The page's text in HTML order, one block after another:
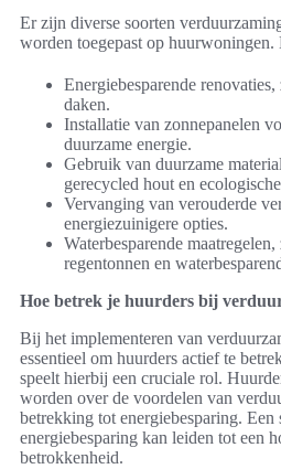
Er zijn diverse soorten
worden toegepast op
Energiebesparende
daken.
Installatie van zonnepanelen
duurzame energie.
Gebruik van duurzame
gerecycled hout en
Vervanging van verouderde
energiezuinigere opties.
Waterbesparende
regentonnen en
Hoe betrek je huurders bij
Bij het implementeren van
essentieel om huurders actief te
speelt hierbij een cruciale rol.
worden over de voordelen van
betrekking tot energiebesparing. Een
energiebesparing kan leiden tot een
betrokkenheid.